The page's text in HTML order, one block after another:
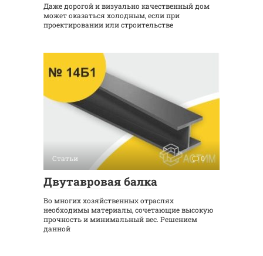
Даже дорогой и визуально качественный дом
может оказаться холодным, если при
проектировании или строительстве
Статьи 0
Двутавровая балка
Во многих хозяйственных отраслях
необходимы материалы, сочетающие высокую
прочность и минимальный вес. Решением
данной